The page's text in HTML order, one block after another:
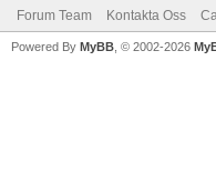
Forum Team Kontakta Oss
Powered By MyBB , © 2002-2026